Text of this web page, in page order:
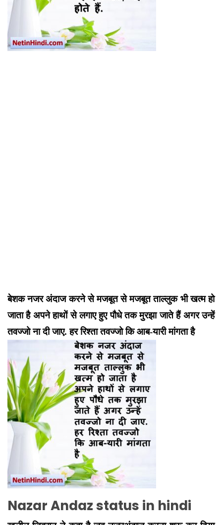
बेशक नजर अंदाज करने से मजबूत से मजबूत ताल्लुक भी खत्म हो
जाता है अपने हाथों से लगाए हुए पौधे तक मुरझा जाते हैं अगर उन्हें
तवज्जो ना दी जाए. हर रिश्ता तवज्जो कि आब-यारी मांगता है
Nazar Andaz status in hindi